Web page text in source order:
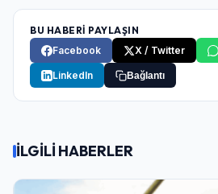
BU HABERİ PAYLAŞIN
Facebook
X / Twitter
LinkedIn Bağlantı
İLGİLİ HABERLER